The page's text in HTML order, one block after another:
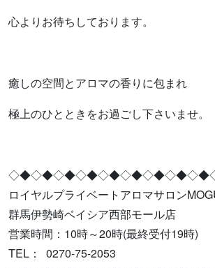
心よりお待ちしております。
癒しの空間とアロマの香りに包まれ
極上のひとときをお過ごし下さいませ。
ロイヤルプライベートアロマサロン
群馬伊勢崎ベイシア西部モール店
営業時間：10時～20時(最終受付19時)
TEL： 0270-75-2053